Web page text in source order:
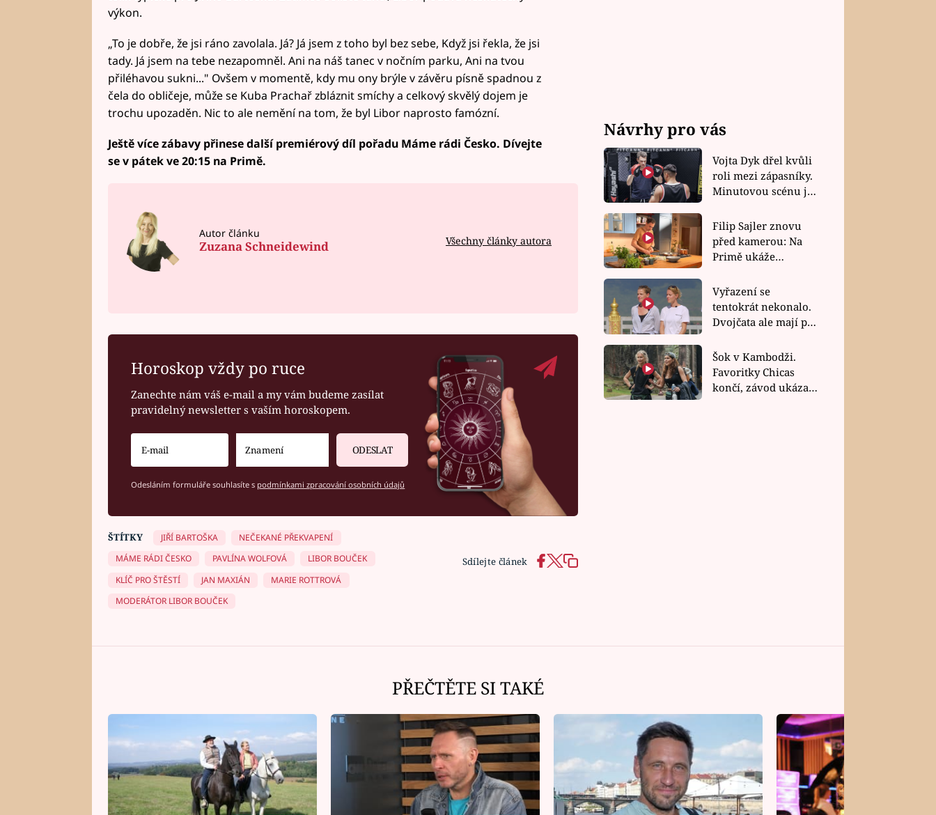
výkon.
„To je dobře, že jsi ráno zavolala. Já? Já jsem z toho byl bez sebe, Když jsi řekla, že jsi
tady. Já jsem na tebe nezapomněl. Ani na náš tanec v nočním parku, Ani na tvou
přiléhavou sukni..." Ovšem v momentě, kdy mu ony brýle v závěru písně spadnou z
čela do obličeje, může se Kuba Prachař zbláznit smíchy a celkový skvělý dojem je
trochu upozaděn. Nic to ale nemění na tom, že byl Libor naprosto famózní.
Ještě více zábavy přinese další premiérový díl pořadu Máme rádi Česko. Dívejte
se v pátek ve 20:15 na Primě.
Autor článku
Zuzana Schneidewind Všechny články autora
Horoskop vždy po ruce
Zanechte nám váš e-mail a my vám budeme zasílat
pravidelný newsletter s vaším horoskopem.
ODESLAT
Odesláním formuláře souhlasíte s podmínkami zpracování osobních údajů
Sdílejte článek
ŠTÍTKY JIŘÍ BARTOŠKA
NEČEKANÉ PŘEKVAPENÍ
MÁME RÁDI ČESKO
PAVLÍNA WOLFOVÁ
LIBOR BOUČEK
KLÍČ PRO ŠTĚSTÍ
JAN MAXIÁN
MARIE ROTTROVÁ
MODERÁTOR LIBOR BOUČEK
Návrhy pro vás
Vojta Dyk dřel kvůli
roli mezi zápasníky.
Minutovou scénu jel
Filip Sajler znovu
před kamerou: Na
Primě ukáže
rychlé recepty
Vyřazení se
tentokrát nekonalo.
Dvojčata ale mají po
závodu nůž na krku
Šok v Kambodži.
Favoritky Chicas
končí, závod ukázal
PŘEČTĚTE SI TAKÉ